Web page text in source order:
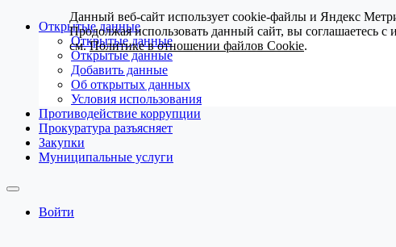
Открытые данные
Открытые данные
Открытые данные
Добавить данные
Об открытых данных
Условия использования
Противодействие коррупции
Прокуратура разъясняет
Закупки
Муниципальные услуги
Войти
Данный веб-сайт использует cookie-файлы и Яндекс
Продолжая использовать данный сайт, вы соглашаетесь
см.Политике в отношении файлов Cookie.